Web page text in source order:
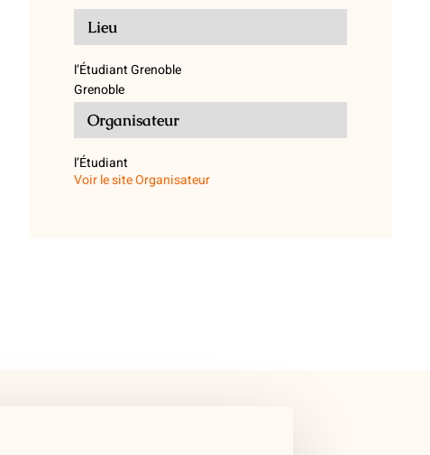
Lieu
l’Étudiant Grenoble
Grenoble
Organisateur
l’Étudiant
Voir le site Organisateur